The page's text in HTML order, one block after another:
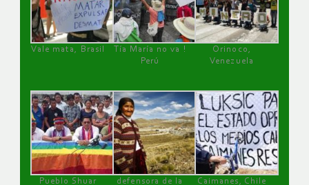
Vale mata, Brasil
Tía María no va !
Perú
Orinoco,
Venezuela
Pueblo Shuar defensora de la Caimanes, Chile